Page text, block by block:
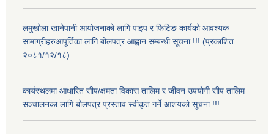
लमुखोला खानेपानी आयोजनाको लागि पाइप र फिटिङ कार्यको आवश्यक
सामाग्रीहरुआपूर्तिका लागि बोलपत्र आह्वान सम्बन्धी सूचना !!! (प्रकाशित
२०८१/१२/१८)
कार्यस्थलमा आधारित सीप/क्षमता विकास तालिम र जीवन उपयोगी सीप तालिम
सञ्चालनका लागि बोलपत्र प्रस्ताव स्वीकृत गर्ने आशयको सूचना !!!